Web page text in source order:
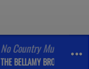
No Country Music for
THE BELLAMY BROTHERS